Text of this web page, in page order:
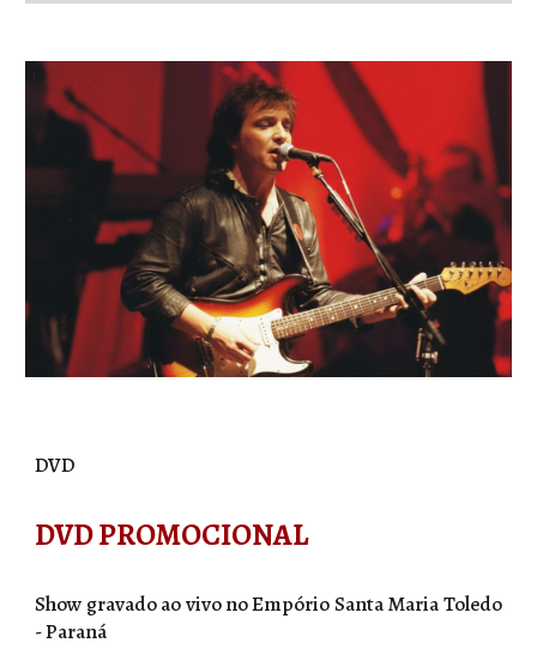
DVD
DVD PROMOCIONAL
Show gravado ao vivo no Empório Santa Maria Toledo
- Paraná